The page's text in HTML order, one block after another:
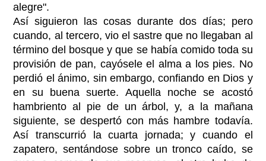
alegre".
Así siguieron las cosas durante dos días; pero
cuando, al tercero, vio el sastre que no llegaban al
término del bosque y que se había comido toda su
provisión de pan, cayósele el alma a los pies. No
perdió el ánimo, sin embargo, confiando en Dios y
en su buena suerte. Aquella noche se acostó
hambriento al pie de un árbol, y, a la mañana
siguiente, se despertó con más hambre todavía.
Así transcurrió la cuarta jornada; y cuando el
zapatero, sentándose sobre un tronco caído, se